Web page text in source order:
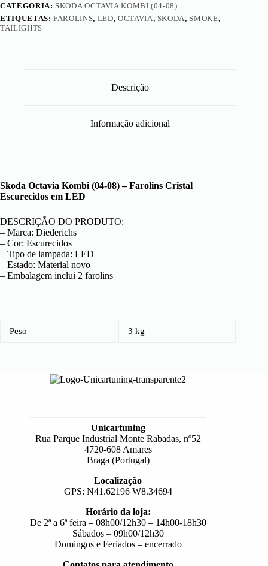
CATEGORIA: SKODA OCTAVIA KOMBI (04-08)
ETIQUETAS:FAROLINS, LED, OCTAVIA, SKODA, SMOKE,
TAILIGHTS
Descrição
Informação adicional
Skoda Octavia Kombi (04-08) – Farolins Cristal
Escurecidos em LED
DESCRIÇÃO DO PRODUTO:
– Marca: Diederichs
– Cor: Escurecidos
– Tipo de lampada: LED
– Estado: Material novo
– Embalagem inclui 2 farolins
Peso 3 kg
Unicartuning
Rua Parque Industrial Monte Rabadas, nº52
4720-608 Amares
Braga (Portugal)
Localização
GPS: N41.62196 W8.34694
Horário da loja:
De 2ª a 6ª feira – 08h00/12h30 – 14h00-18h30
Sábados – 09h00/12h30
Domingos e Feriados – encerrado